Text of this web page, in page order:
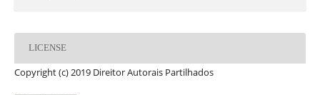
LICENSE
Copyright (c) 2019 Direitor Autorais Partilhados